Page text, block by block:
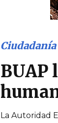
BUAP
La Autoridad